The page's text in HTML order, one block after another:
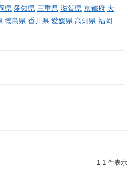
県 愛知県 三重県 滋賀県 京都府 大
徳島県 香川県 愛媛県 高知県 福岡
1-1 件表示